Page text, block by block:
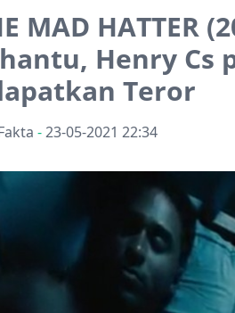
MAD HATTER
Henry Cs
Teror
-23-05-2021 22:34